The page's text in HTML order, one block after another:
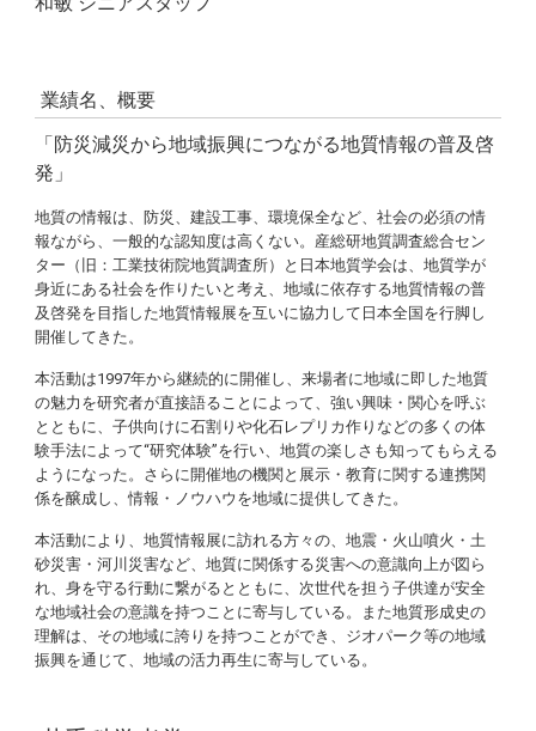
業績名、概要
「防災減災から地域振興につながる地質情報の普及啓
発」
地質の情報は、防災、建設工事、環境保全など、社会の必須の情
報ながら、一般的な認知度は高くない。産総研地質調査総合セン
ター（旧：工業技術院地質調査所）と日本地質学会は、地質学が
身近にある社会を作りたいと考え、地域に依存する地質情報の普
及啓発を目指した地質情報展を互いに協力して日本全国を行脚し
開催してきた。
本活動は1997年から継続的に開催し、来場者に地域に即した地質
の魅力を研究者が直接語ることによって、強い興味・関心を呼ぶ
とともに、子供向けに石割りや化石レプリカ作りなどの多くの体
験手法によって“研究体験”を行い、地質の楽しさも知ってもらえる
ようになった。さらに開催地の機関と展示・教育に関する連携関
係を醸成し、情報・ノウハウを地域に提供してきた。
本活動により、地質情報展に訪れる方々の、地震・火山噴火・土
砂災害・河川災害など、地質に関係する災害への意識向上が図ら
れ、身を守る行動に繋がるとともに、次世代を担う子供達が安全
な地域社会の意識を持つことに寄与している。また地質形成史の
理解は、その地域に誇りを持つことができ、ジオパーク等の地域
振興を通じて、地域の活力再生に寄与している。